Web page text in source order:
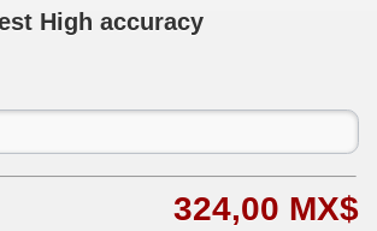
High accuracy
324,00 MX$